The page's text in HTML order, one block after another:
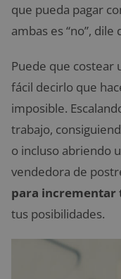
que pueda pagar
ambas es “no”, dile
Puede que costear
fácil decirlo que
imposible.
trabajo,
o incluso abriendo
vendedora de
para incrementar
tus posibilidades.